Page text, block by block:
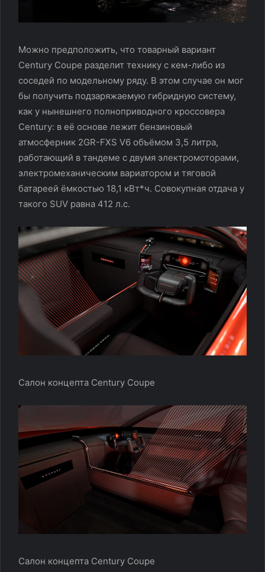
Можно предположить, что товарный вариант
Century Coupe разделит технику с кем-либо из
соседей по модельному ряду. В этом случае он мог
бы получить подзаряжаемую гибридную систему,
как у нынешнего полноприводного кроссовера
Century: в её основе лежит бензиновый
атмосферник 2GR-FXS V6 объёмом 3,5 литра,
работающий в тандеме с двумя электромоторами,
электромеханическим вариатором и тяговой
батареей ёмкостью 18,1 кВт*ч. Совокупная отдача у
такого SUV равна 412 л.с.
Салон концепта Century Coupe
Салон концепта Century Coupe